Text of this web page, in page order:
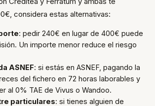
considera estas alternativas:
: pedir 240€ en lugar de 400€ puede
Un importe menor reduce el riesgo
ASNEF: si estás en ASNEF, pagando la
del fichero en 72 horas laborables y
al 0% TAE de Vivus o Wandoo.
particulares: si tienes alguien de